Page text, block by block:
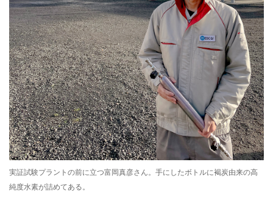
実証試験プラントの前に立つ富岡真彦さん。手にしたボトルに褐炭由来の高
純度水素が詰めてある。